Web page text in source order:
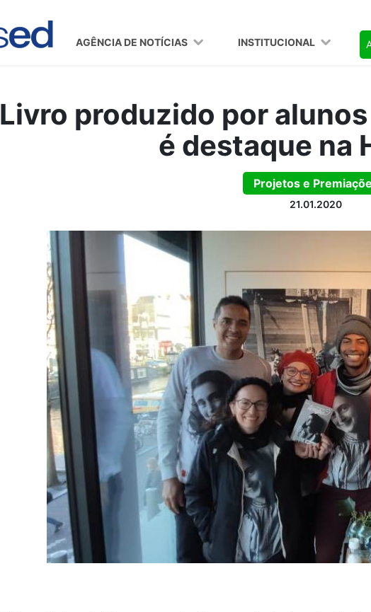
AGÊNCIA DE NOTÍCIAS INSTITUCIONAL
Livro produzido por
é destaque na
Projetos e
21.01.2020